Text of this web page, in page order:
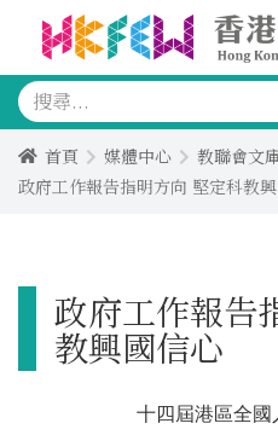
首頁 媒體中心 教聯會文
政府工作報告指明方向 堅定科教
政府工作報告
教興國信心
十四屆港區全國